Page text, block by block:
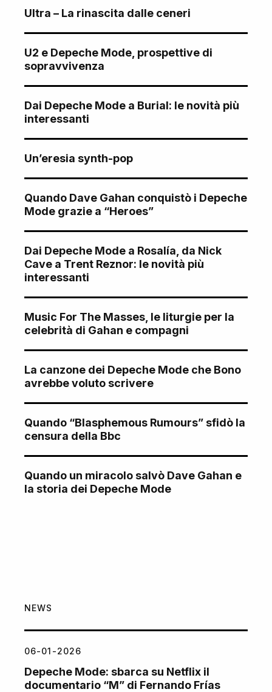
Ultra – La rinascita dalle ceneri
U2 e Depeche Mode, prospettive di
sopravvivenza
Dai Depeche Mode a Burial: le novità più
interessanti
Un’eresia synth-pop
Quando Dave Gahan conquistò i Depeche
Mode grazie a “Heroes”
Dai Depeche Mode a Rosalía, da Nick
Cave a Trent Reznor: le novità più
interessanti
Music For The Masses, le liturgie per la
celebrità di Gahan e compagni
La canzone dei Depeche Mode che Bono
avrebbe voluto scrivere
Quando “Blasphemous Rumours” sfidò la
censura della Bbc
Quando un miracolo salvò Dave Gahan e
la storia dei Depeche Mode
NEWS
06-01-2026
Depeche Mode: sbarca su Netflix il
documentario “M” di Fernando Frías